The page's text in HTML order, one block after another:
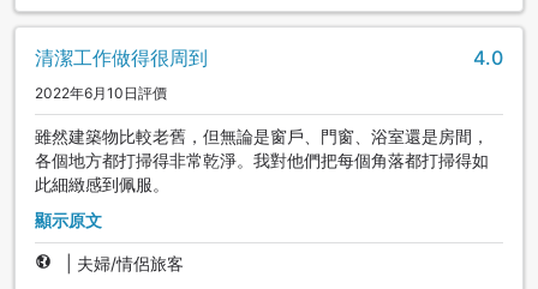
清潔工作做得很周到 4.0
2022年6月10日評價
雖然建築物比較老舊，但無論是窗戶、門窗、浴室還是房間，
各個地方都打掃得非常乾淨。我對他們把每個角落都打掃得如
此細緻感到佩服。
顯示原文
夫婦/情侶旅客